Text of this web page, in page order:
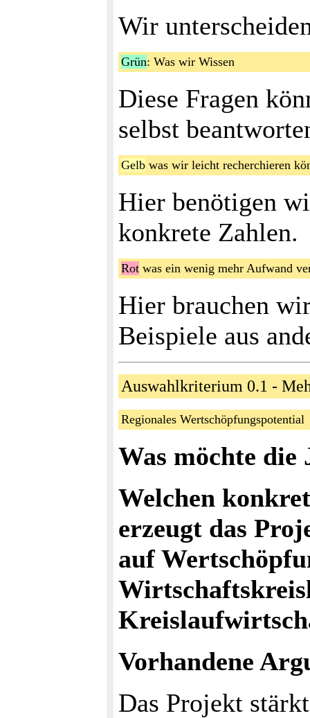
Wir
Grün: Was wir Wissen
Diese Fragen
selbst
Gelb was wir leicht recherchieren
Hier benötigen
konkrete Zahlen.
Rot was ein wenig mehr Aufwand
Hier brauchen
Beispiele aus
Auswahlkriterium 0.1 -
Regionales
Was möchte die
Welchen
erzeugt das
auf
Vorhandene
Das Projekt